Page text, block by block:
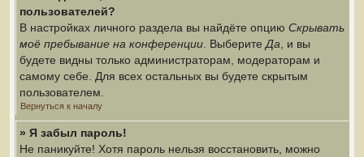
пользователей?
В настройках личного раздела вы найдёте опцию Скрывать
моё пребывание на конференции . Выберите Да , и вы
будете видны только администраторам, модераторам и
самому себе. Для всех остальных вы будете скрытым
пользователем.
Вернуться к началу
» Я забыл пароль!
Не паникуйте! Хотя пароль нельзя восстановить, можно